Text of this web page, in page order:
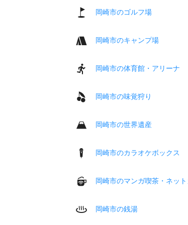
岡崎市のゴルフ場
岡崎市のキャンプ場
岡崎市の体育館・アリーナ
岡崎市の味覚狩り
岡崎市の世界遺産
岡崎市のカラオケボックス
岡崎市のマンガ喫茶・ネッ
岡崎市の銭湯